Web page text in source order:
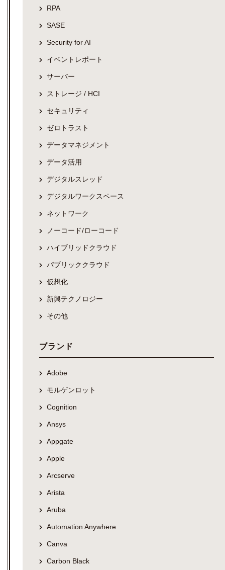
RPA
SASE
Security for AI
イベントレポート
サーバー
ストレージ / HCI
セキュリティ
ゼロトラスト
データマネジメント
データ活用
デジタルスレッド
デジタルワークスペース
ネットワーク
ノーコード/ローコード
ハイブリッドクラウド
パブリッククラウド
仮想化
新興テクノロジー
その他
ブランド
Adobe
モルゲンロット
Cognition
Ansys
Appgate
Apple
Arcserve
Arista
Aruba
Automation Anywhere
Canva
Carbon Black